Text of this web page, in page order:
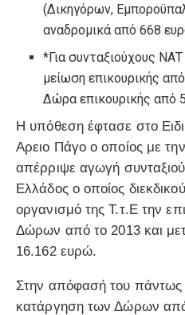
(Δικηγόρων,
αναδρομικά από 668
*Για συνταξιούχους
μείωση επικουρικής
Δώρα επικουρικής από
Η υπόθεση έφτασε στο
Αρειο Πάγο ο οποίος με
απέρριψε αγωγή
Ελλάδος ο οποίος
οργανισμό της Τ.τ.Ε την
Δώρων από το 2013 και
16.162 ευρώ.
Στην απόφασή του πάντως
κατάργηση των Δώρων από